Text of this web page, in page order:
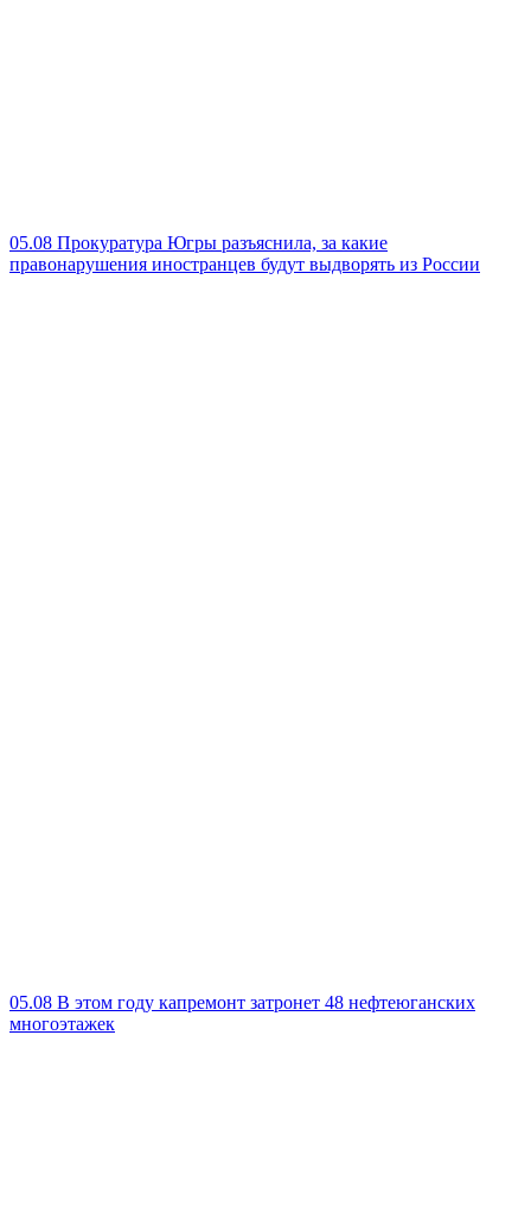
05.08 Прокуратура Югры разъяснила, за какие
правонарушения иностранцев будут выдворять из России
05.08 В этом году капремонт затронет 48 нефтеюганских
многоэтажек